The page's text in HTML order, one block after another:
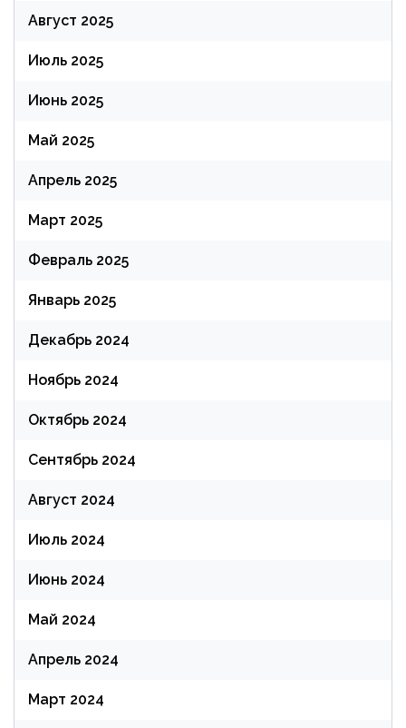
Август 2025
Июль 2025
Июнь 2025
Май 2025
Апрель 2025
Март 2025
Февраль 2025
Январь 2025
Декабрь 2024
Ноябрь 2024
Октябрь 2024
Сентябрь 2024
Август 2024
Июль 2024
Июнь 2024
Май 2024
Апрель 2024
Март 2024